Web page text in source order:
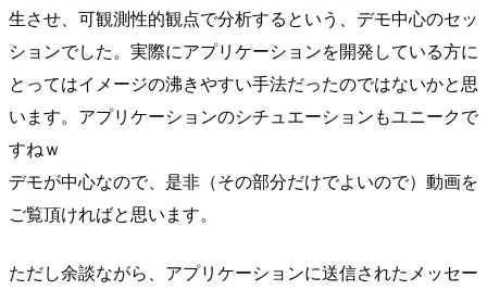
生させ、可観測性的観点で分析するという、デモ中心のセッ
ションでした。実際にアプリケーションを開発している方に
とってはイメージの沸きやすい手法だったのではないかと思
います。アプリケーションのシチュエーションもユニークで
すねｗ
デモが中心なので、是非（その部分だけでよいので）動画を
ご覧頂ければと思います。
ただし余談ながら、アプリケーションに送信されたメッセー